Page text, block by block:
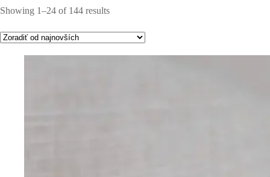
Showing 1–24 of 144 results